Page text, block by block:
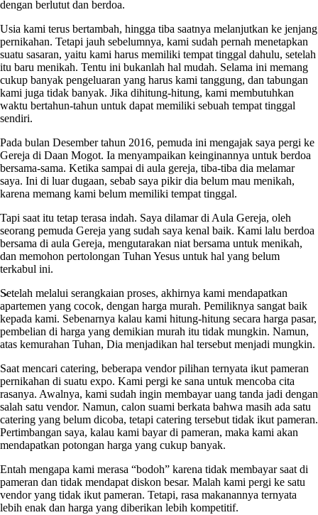
dengan berlutut dan berdoa.
Usia kami terus bertambah, hingga tiba saatnya melanjutkan ke jenjang
pernikahan. Tetapi jauh sebelumnya, kami sudah pernah menetapkan
suatu sasaran, yaitu kami harus memiliki tempat tinggal dahulu, setelah
itu baru menikah. Tentu ini bukanlah hal mudah. Selama ini memang
cukup banyak pengeluaran yang harus kami tanggung, dan tabungan
kami juga tidak banyak. Jika dihitung-hitung, kami membutuhkan
waktu bertahun-tahun untuk dapat memiliki sebuah tempat tinggal
sendiri.
Pada bulan Desember tahun 2016, pemuda ini mengajak saya pergi ke
Gereja di Daan Mogot. Ia menyampaikan keinginannya untuk berdoa
bersama-sama. Ketika sampai di aula gereja, tiba-tiba dia melamar
saya. Ini di luar dugaan, sebab saya pikir dia belum mau menikah,
karena memang kami belum memiliki tempat tinggal.
Tapi saat itu tetap terasa indah. Saya dilamar di Aula Gereja, oleh
seorang pemuda Gereja yang sudah saya kenal baik. Kami lalu berdoa
bersama di aula Gereja, mengutarakan niat bersama untuk menikah,
dan memohon pertolongan Tuhan Yesus untuk hal yang belum
terkabul ini.
Setelah melalui serangkaian proses, akhirnya kami mendapatkan
apartemen yang cocok, dengan harga murah. Pemiliknya sangat baik
kepada kami. Sebenarnya kalau kami hitung-hitung secara harga pasar,
pembelian di harga yang demikian murah itu tidak mungkin. Namun,
atas kemurahan Tuhan, Dia menjadikan hal tersebut menjadi mungkin.
Saat mencari catering, beberapa vendor pilihan ternyata ikut pameran
pernikahan di suatu expo. Kami pergi ke sana untuk mencoba cita
rasanya. Awalnya, kami sudah ingin membayar uang tanda jadi dengan
salah satu vendor. Namun, calon suami berkata bahwa masih ada satu
catering yang belum dicoba, tetapi catering tersebut tidak ikut pameran.
Pertimbangan saya, kalau kami bayar di pameran, maka kami akan
mendapatkan potongan harga yang cukup banyak.
Entah mengapa kami merasa “bodoh” karena tidak membayar saat di
pameran dan tidak mendapat diskon besar. Malah kami pergi ke satu
vendor yang tidak ikut pameran. Tetapi, rasa makanannya ternyata
lebih enak dan harga yang diberikan lebih kompetitif.